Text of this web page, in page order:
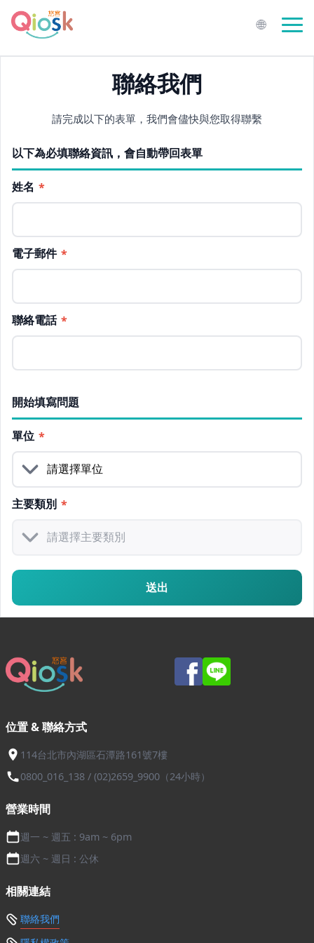
🌐
聯絡我們
請完成以下的表單，我們會儘快與您取得聯繫
以下為必填聯絡資訊，會自動帶回表單
姓名 *
電子郵件 *
聯絡電話 *
開始填寫問題
單位 *
主要類別 *
送出
位置 & 聯絡方式
114台北市內湖區石潭路161號7樓
0800_016_138 / (02)2659_9900（24小時）
營業時間
週一 ~ 週五 : 9am ~ 6pm
週六 ~ 週日 : 公休
相關連結
聯絡我們